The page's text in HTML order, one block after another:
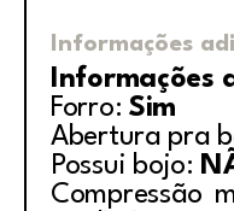
Informações
Informações
Forro: Sim
Abertura pra
Possui bojo:
Compressão